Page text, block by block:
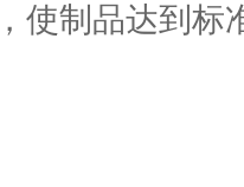
使制品达到标